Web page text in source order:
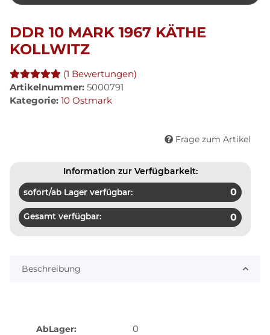
DDR 10 MARK 1967 KÄTHE
KOLLWITZ
(1 Bewertungen)
Artikelnummer: 5000791
Kategorie: 10 Ostmark
Frage zum Artikel
Information zur Verfügbarkeit:
sofort/ab Lager verfügbar: 0
Gesamt verfügbar: 0
Beschreibung
AbLager: 0